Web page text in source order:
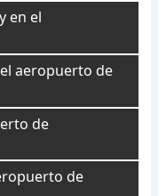
en el
aeropuerto de
de
de